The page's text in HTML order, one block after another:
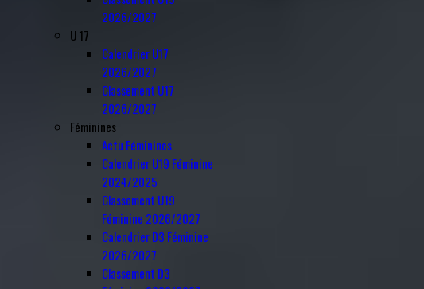
2026/2027
U 17
Calendrier U17
2026/2027
Classement U17
2026/2027
Féminines
Actu Féminines
Calendrier U19 Féminine
2024/2025
Classement U19
Féminine 2026/2027
Calendrier D3 Féminine
2026/2027
Classement D3